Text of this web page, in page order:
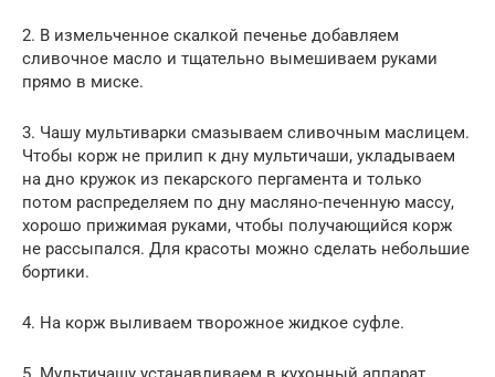
2. В измельченное скалкой печенье добавляем
сливочное масло и тщательно вымешиваем руками
прямо в миске.
3. Чашу мультиварки смазываем сливочным маслицем.
Чтобы корж не прилип к дну мультичаши, укладываем
на дно кружок из пекарского пергамента и только
потом распределяем по дну масляно-печенную массу,
хорошо прижимая руками, чтобы получающийся корж
не рассыпался. Для красоты можно сделать небольшие
бортики.
4. На корж выливаем творожное жидкое суфле.